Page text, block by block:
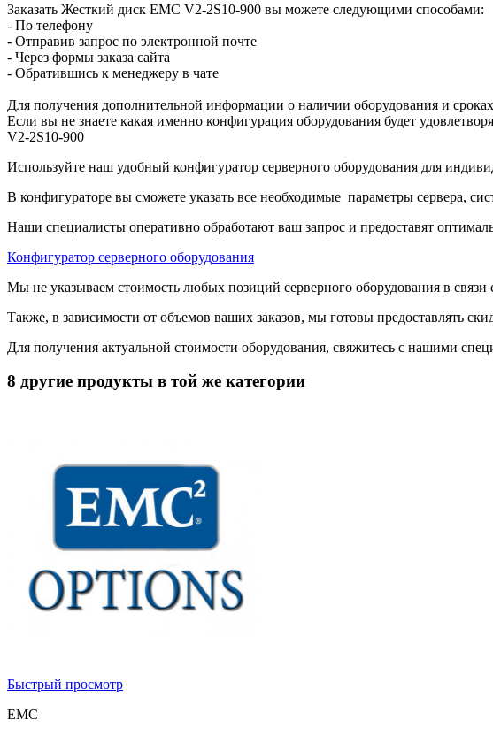
Заказать Жесткий диск EMC V2-2S10-900 вы можете следующими способами:
- По телефону
- Отправив запрос по электронной почте
- Через формы заказа сайта
- Обратившись к менеджеру в чате
Для получения дополнительной информации о наличии оборудования и
Если вы не знаете какая именно конфигурация оборудования будет
V2-2S10-900
Используйте наш удобный конфигуратор серверного оборудования для
В конфигураторе вы сможете указать все необходимые параметры сервера,
Наши специалисты оперативно обработают ваш запрос и предоставят
Конфигуратор серверного оборудования
Мы не указываем стоимость любых позиций серверного оборудования в
Также, в зависимости от объемов ваших заказов, мы готовы предоставлять
Для получения актуальной стоимости оборудования, свяжитесь с нашими
8 другие продукты в той же категории
Быстрый просмотр
EMC